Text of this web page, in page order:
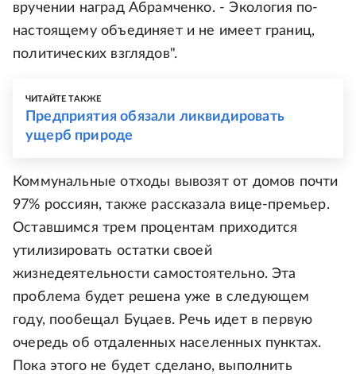
вручении наград Абрамченко. - Экология по-
настоящему объединяет и не имеет границ,
политических взглядов".
ЧИТАЙТЕ ТАКЖЕ
Предприятия обязали ликвидировать
ущерб природе
Коммунальные отходы вывозят от домов почти
97% россиян, также рассказала вице-премьер.
Оставшимся трем процентам приходится
утилизировать остатки своей
жизнедеятельности самостоятельно. Эта
проблема будет решена уже в следующем
году, пообещал Буцаев. Речь идет в первую
очередь об отдаленных населенных пунктах.
Пока этого не будет сделано, выполнить